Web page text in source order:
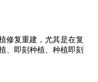
修复重建，尤其是在复
、即刻种植、种植即刻